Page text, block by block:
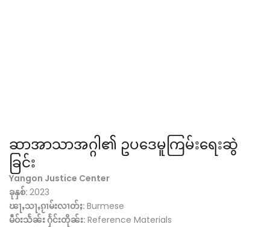
ဆာအာသာအဂ္ဂါ၏ ဥပဒေမူကြမ်းရေးဆွဲ
ခြင်း
Yangon Justice Center
ခုနှစ်: 2023
ၽႃႇသႃႇၵႂၢမ်းလၢတ်ႈ: Burmese
မဵဝ်းသႅၼ်း ႁႅင်းတိုၼ်း: Reference Materials